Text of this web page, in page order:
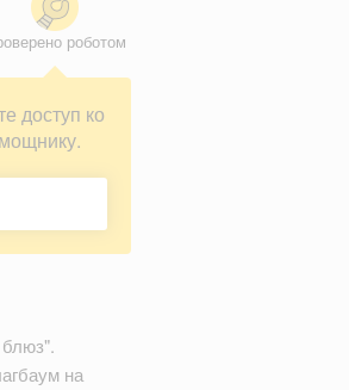
роботом
доступ ко
на